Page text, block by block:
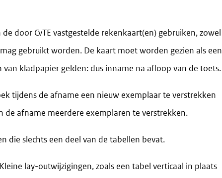
door CvTE vastgestelde rekenkaart(en) gebruiken, zowel
gebruikt worden. De kaart moet worden gezien als een
kladpapier gelden: dus inname na afloop van de toets.
tijdens de afname een nieuw exemplaar te verstrekken
de afname meerdere exemplaren te verstrekken.
die slechts een deel van de tabellen bevat.
lay-outwijzigingen, zoals een tabel verticaal in plaats